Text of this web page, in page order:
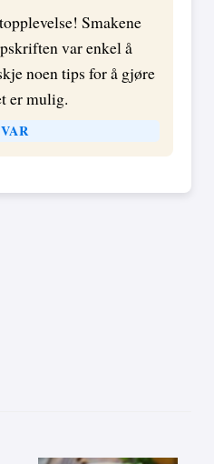
Smakene
var enkel å
noen tips for å gjøre
er mulig.